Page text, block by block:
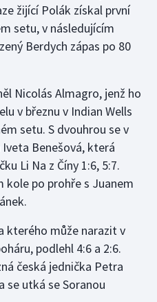
žijící Polák získal první
setu, v následujícím
Berdych zápas po 80
Nicolás Almagro, jenž ho
v březnu v Indian Wells
setu. S dvouhrou se v
Benešová, která
Li Na z Číny 1:6, 5:7.
kole po prohře s Juanem
kterého může narazit v
podlehl 4:6 a 2:6.
česká jednička Petra
se utká se Soranou